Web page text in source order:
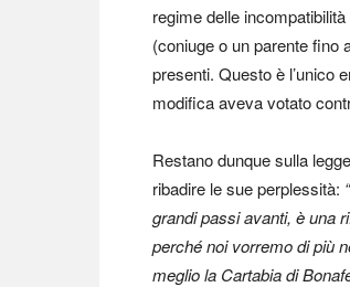
regime delle
(coniuge o un parente fino
presenti. Questo è l’unico
modifica aveva votato
Restano dunque sulla
ribadire le sue perplessità:
grandi passi avanti, è una
perché noi vorremo di più
meglio la Cartabia di